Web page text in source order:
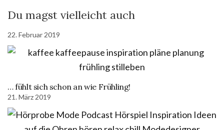
Du magst vielleicht auch
22. Februar 2019
… fühlt sich schon an wie Frühling!
21. März 2019